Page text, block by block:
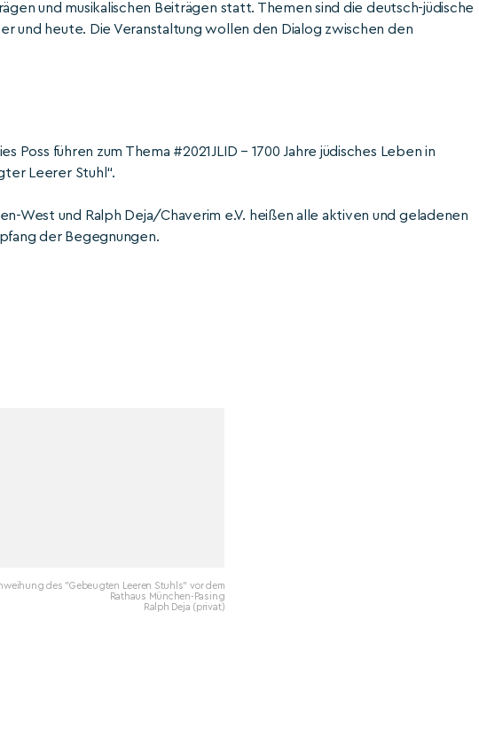
und musikalischen Beiträgen statt. Themen sind die deutsch-jüdische
und heute. Die Veranstaltung wollen den Dialog zwischen den
Poss führen zum Thema #2021JLID – 1700 Jahre jüdisches Leben in
Leerer Stuhl“.
West und Ralph Deja/Chaverim e.V. heißen alle aktiven und geladenen
der Begegnungen.
des "Gebeugten Leeren Stuhls" vor dem
Rathaus München-Pasing
Ralph Deja (privat)